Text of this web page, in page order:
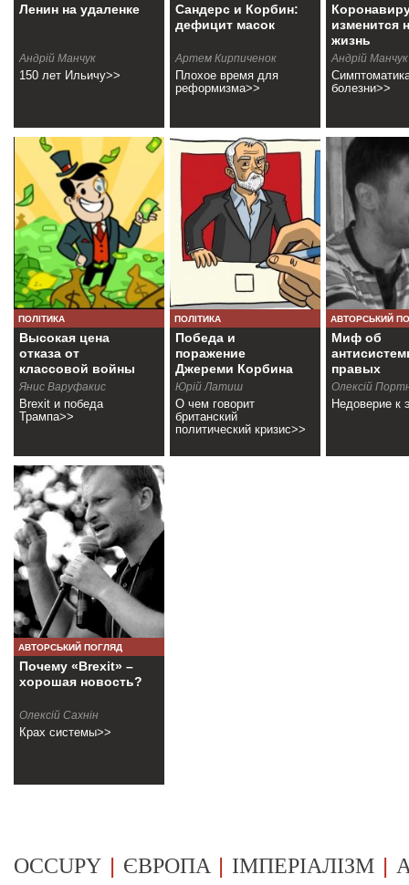
Ленин на удаленке
Андрій Манчук
150 лет Ильичу>>
Сандерс и Корбин:
дефицит масок
Артем Кирпиченок
Плохое время для
реформизма>>
изменится
жизнь
Андрій Манчук
болезни>>
ПОЛІТИКА
Высокая цена
отказа от
классовой войны
Янис Варуфакис
Brexit и победа
Трампа>>
ПОЛІТИКА
Победа и
поражение
Джереми Корбина
Юрій Латиш
О чем говорит
британский
политический кризис>>
АВТОРСЬКИЙ
Миф об
правых
Олексій
Недоверие к
АВТОРСЬКИЙ ПОГЛЯД
Почему «Brexit» –
хорошая новость?
Олексій Сахнін
Крах системы>>
OCCUPY | ЄВРОПА | ІМПЕРІАЛІЗМ |